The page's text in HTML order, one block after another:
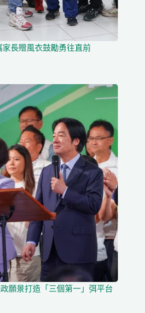
長贈風衣鼓勵勇往直前
願景打造「三個第一」弭平台